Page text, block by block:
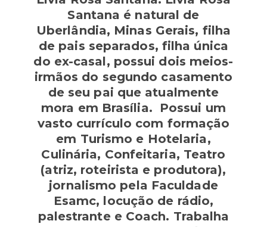
Santana é natural de
Uberlândia, Minas Gerais, filha
de pais separados, filha única
do ex-casal, possui dois meios-
irmãos do segundo casamento
de seu pai que atualmente
mora em Brasília. Possui um
vasto currículo com formação
em Turismo e Hotelaria,
Culinária, Confeitaria, Teatro
(atriz, roteirista e produtora),
jornalismo pela Faculdade
Esamc, locução de rádio,
palestrante e Coach. Trabalha